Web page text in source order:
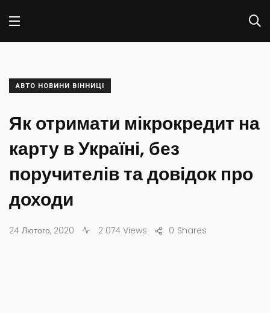
АВТО НОВИНИ ВІННИЦІ
Як отримати мікрокредит на
карту в Україні, без
поручителів та довідок про
доходи
24 Лютого, 2020 2 074 Views Shares
0